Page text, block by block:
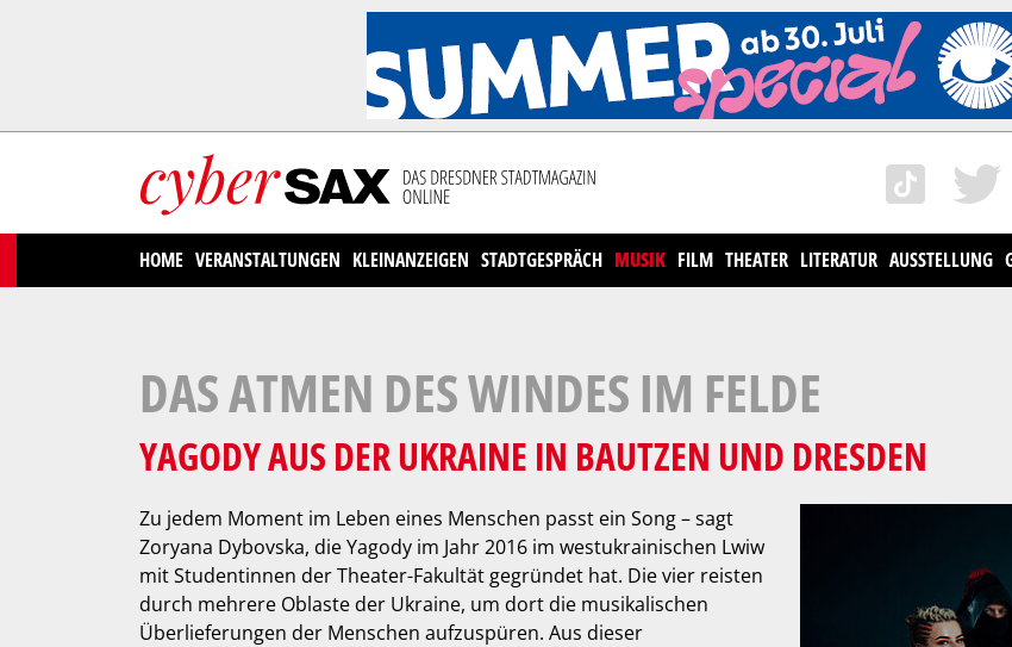
HOME VERANSTALTUNGEN KLEINANZEIGEN STADTGESPRÄCH MUSIK FILM THEATER LITERATUR AUSSTELLUNG
DAS ATMEN DES WINDES IM FELDE
YAGODY AUS DER UKRAINE IN BAUTZEN UND DRESDEN
Zu jedem Moment im Leben eines Menschen passt ein Song – sagt
Zoryana Dybovska, die Yagody im Jahr 2016 im westukrainischen Lwiw
mit Studentinnen der Theater-Fakultät gegründet hat. Die vier reisten
durch mehrere Oblaste der Ukraine, um dort die musikalischen
Überlieferungen der Menschen aufzuspüren. Aus dieser